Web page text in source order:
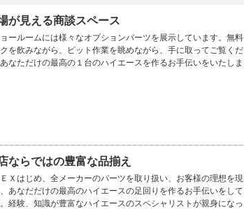
が見える商談スペース
ールームには様々なオプションパーツを展示しています。無料
クを飲みながら、ピット作業を眺めながら、手に取ってご覧くだ
なただけの最高の１台のハイエースを作るお手伝いをいたしま
ならではの豊富な品揃え
ＥＸはじめ、全メーカーのパーツを取り扱い、お客様の理想を現
あなだだけの最高のハイエースの足回りを作るお手伝いをして
経験、知識が豊富なハイエースのスペシャリストが親身になっ